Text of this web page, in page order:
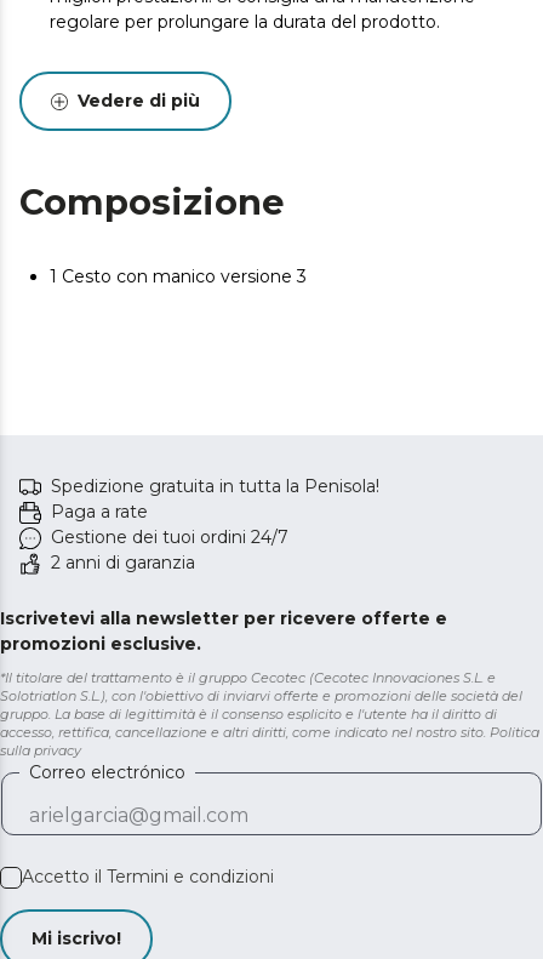
regolare per prolungare la durata del prodotto.
Vedere di più
Composizione
1 Cesto con manico versione 3
Spedizione gratuita in tutta la Penisola!
Paga a rate
Gestione dei tuoi ordini 24/7
2 anni di garanzia
Iscrivetevi alla newsletter per ricevere offerte e
promozioni esclusive.
*Il titolare del trattamento è il gruppo Cecotec (Cecotec Innovaciones S.L. e
Solotriatlon S.L.), con l'obiettivo di inviarvi offerte e promozioni delle società del
gruppo. La base di legittimità è il consenso esplicito e l'utente ha il diritto di
accesso, rettifica, cancellazione e altri diritti, come indicato nel nostro sito. Politica
sulla privacy
Correo electrónico
Accetto il Termini e condizioni
Mi iscrivo!